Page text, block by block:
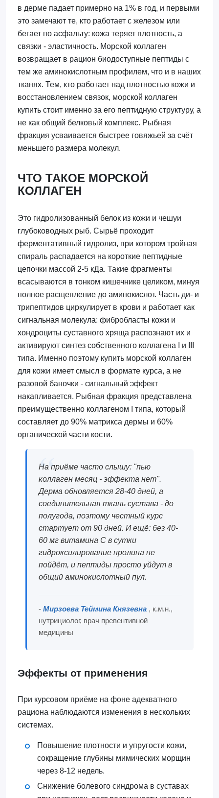
в дерме падает примерно на 1% в год, и первыми
это замечают те, кто работает с железом или
бегает по асфальту: кожа теряет плотность, а
связки - эластичность. Морской коллаген
возвращает в рацион биодоступные пептиды с
тем же аминокислотным профилем, что и в наших
тканях. Тем, кто работает над плотностью кожи и
восстановлением связок, морской коллаген
купить стоит именно за его пептидную структуру, а
не как общий белковый комплекс. Рыбная
фракция усваивается быстрее говяжьей за счёт
меньшего размера молекул.
ЧТО ТАКОЕ МОРСКОЙ
КОЛЛАГЕН
Это гидролизованный белок из кожи и чешуи
глубоководных рыб. Сырьё проходит
ферментативный гидролиз, при котором тройная
спираль распадается на короткие пептидные
цепочки массой 2-5 кДа. Такие фрагменты
всасываются в тонком кишечнике целиком, минуя
полное расщепление до аминокислот. Часть ди- и
трипептидов циркулирует в крови и работает как
сигнальная молекула: фибробласты кожи и
хондроциты суставного хряща распознают их и
активируют синтез собственного коллагена I и III
типа. Именно поэтому купить морской коллаген
для кожи имеет смысл в формате курса, а не
разовой баночки - сигнальный эффект
накапливается. Рыбная фракция представлена
преимущественно коллагеном I типа, который
составляет до 90% матрикса дермы и 60%
органической части кости.
На приёме часто слышу: "пью
коллаген месяц - эффекта нет".
Дерма обновляется 28-40 дней, а
соединительная ткань сустава - до
полугода, поэтому честный курс
стартует от 90 дней. И ещё: без 40-
60 мг витамина C в сутки
гидроксилирование пролина не
пойдёт, и пептиды просто уйдут в
общий аминокислотный пул.
- Мирзоева Теймина Князевна , к.м.н.,
нутрициолог, врач превентивной
медицины
Эффекты от применения
При курсовом приёме на фоне адекватного
рациона наблюдаются изменения в нескольких
системах.
Повышение плотности и упругости кожи,
сокращение глубины мимических морщин
через 8-12 недель.
Снижение болевого синдрома в суставах